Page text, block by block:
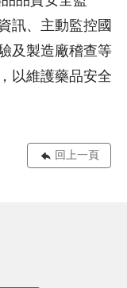
訊、主動監控國
及製造廠稽查等
以維護藥品安全
回上一頁